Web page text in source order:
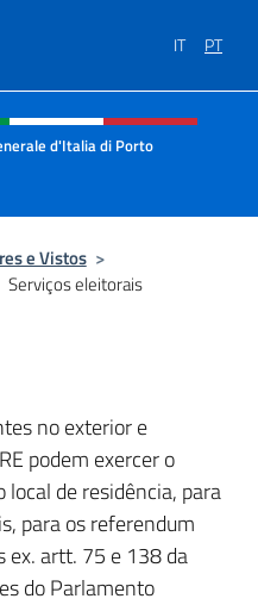
IT PT
do menu
d'Italia di Porto
e Vistos >
Serviços eleitorais
no exterior e
podem exercer o
de residência, para
para os referendum
ex. artt. 75 e 138 da
do Parlamento